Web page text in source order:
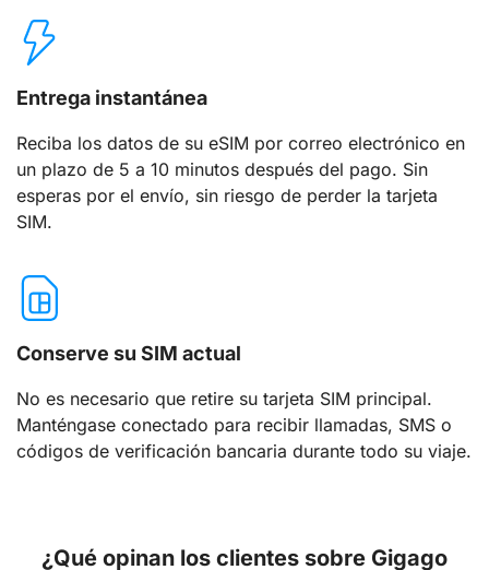
Entrega instantánea
Reciba los datos de su eSIM por correo electrónico en
un plazo de 5 a 10 minutos después del pago. Sin
esperas por el envío, sin riesgo de perder la tarjeta
SIM.
Conserve su SIM actual
No es necesario que retire su tarjeta SIM principal.
Manténgase conectado para recibir llamadas, SMS o
códigos de verificación bancaria durante todo su viaje.
¿Qué opinan los clientes sobre Gigago